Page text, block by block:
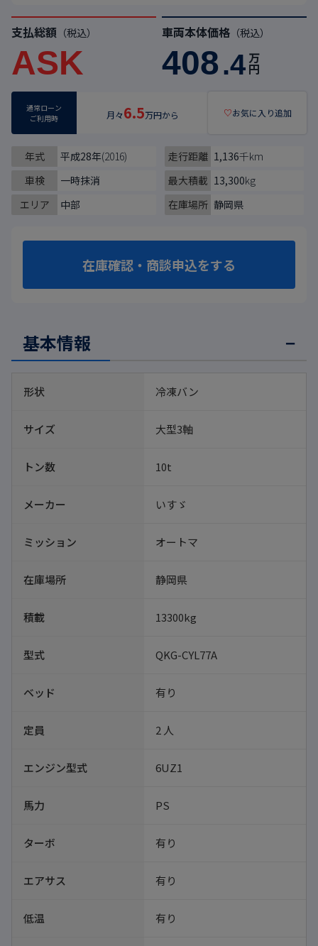
支払総額 （税込）
ASK
車両本体価格（税込）
408.4 万
円
通常ローン
ご利用時
月々6.5万円から ♡お気に入り追加
年式 平成28年(2016) 走行距離 1,136千km
車検
一時抹消 最大積載 13,300kg
エリア
中部 在庫場所 静岡県
在庫確認・商談申込をする
基本情報
形状 冷凍バン
サイズ 大型3軸
トン数 10t
メーカー いすゞ
ミッション オートマ
在庫場所 静岡県
積載 13300kg
型式 QKG-CYL77A
ベッド 有り
定員 2 人
エンジン型式 6UZ1
馬力 PS
ターボ 有り
エアサス 有り
低温 有り